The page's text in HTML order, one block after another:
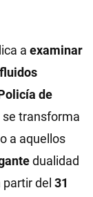
a examinar
de
se transforma
a aquellos
dualidad
del 31